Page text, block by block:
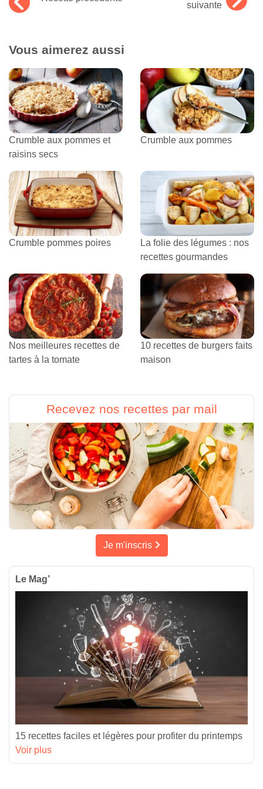
suivante
Vous aimerez aussi
Crumble aux pommes et
raisins secs
Crumble aux pommes
Crumble pommes poires
La folie des légumes : nos
recettes gourmandes
Nos meilleures recettes de
tartes à la tomate
10 recettes de burgers faits
maison
Recevez nos recettes par mail
Je m'inscris
Le Mag’
15 recettes faciles et légères pour profiter du printemps
Voir plus